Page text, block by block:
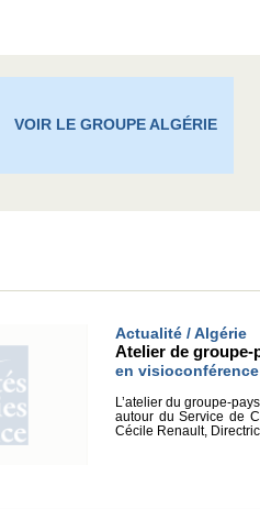
VOIR LE GROUPE ALGÉRIE
Actualité / Algérie
Atelier de groupe-
en visioconférence
L’atelier du groupe-
autour du Service de
Cécile Renault,